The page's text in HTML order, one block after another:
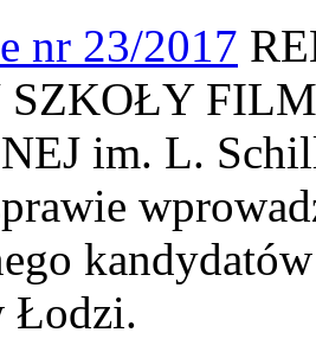
nr 23/2017
SZKOŁY
im. L.
Łodzi.